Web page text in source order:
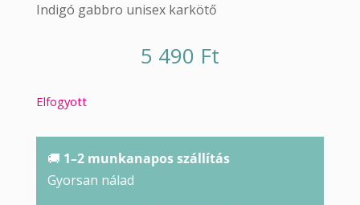
Indigó gabbro unisex karkötő
5 490 Ft
Elfogyott
🚚 1–2 munkanapos szállítás
Gyorsan nálad